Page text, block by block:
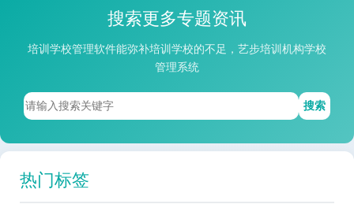
搜索更多专题资讯
培训学校管理软件能弥补培训学校的不足，艺步培训机构学校
管理系统
搜索
热门标签